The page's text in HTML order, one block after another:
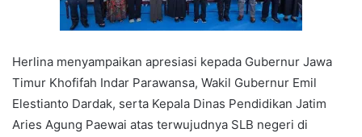
Herlina menyampaikan apresiasi kepada Gubernur Jawa
Timur Khofifah Indar Parawansa, Wakil Gubernur Emil
Elestianto Dardak, serta Kepala Dinas Pendidikan Jatim
Aries Agung Paewai atas terwujudnya SLB negeri di